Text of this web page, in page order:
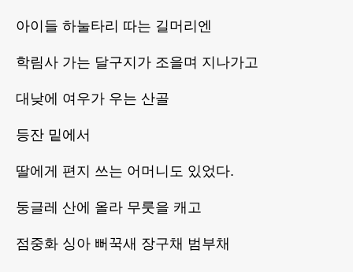
아이들 하눌타리 따는 길머리엔
학림사 가는 달구지가 조을며 지나가고
대낮에 여우가 우는 산골
등잔 밑에서
딸에게 편지 쓰는 어머니도 있었다.
둥글레 산에 올라 무룻을 캐고
점중화 싱아 뻐꾹새 장구채 범부채